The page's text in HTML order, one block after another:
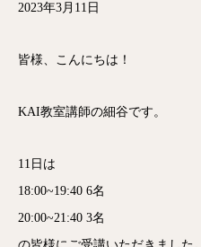
2023年3月11日
皆様、こんにちは！
KAI教室講師の細谷です。
11日は
18:00~19:40 6名
20:00~21:40 3名